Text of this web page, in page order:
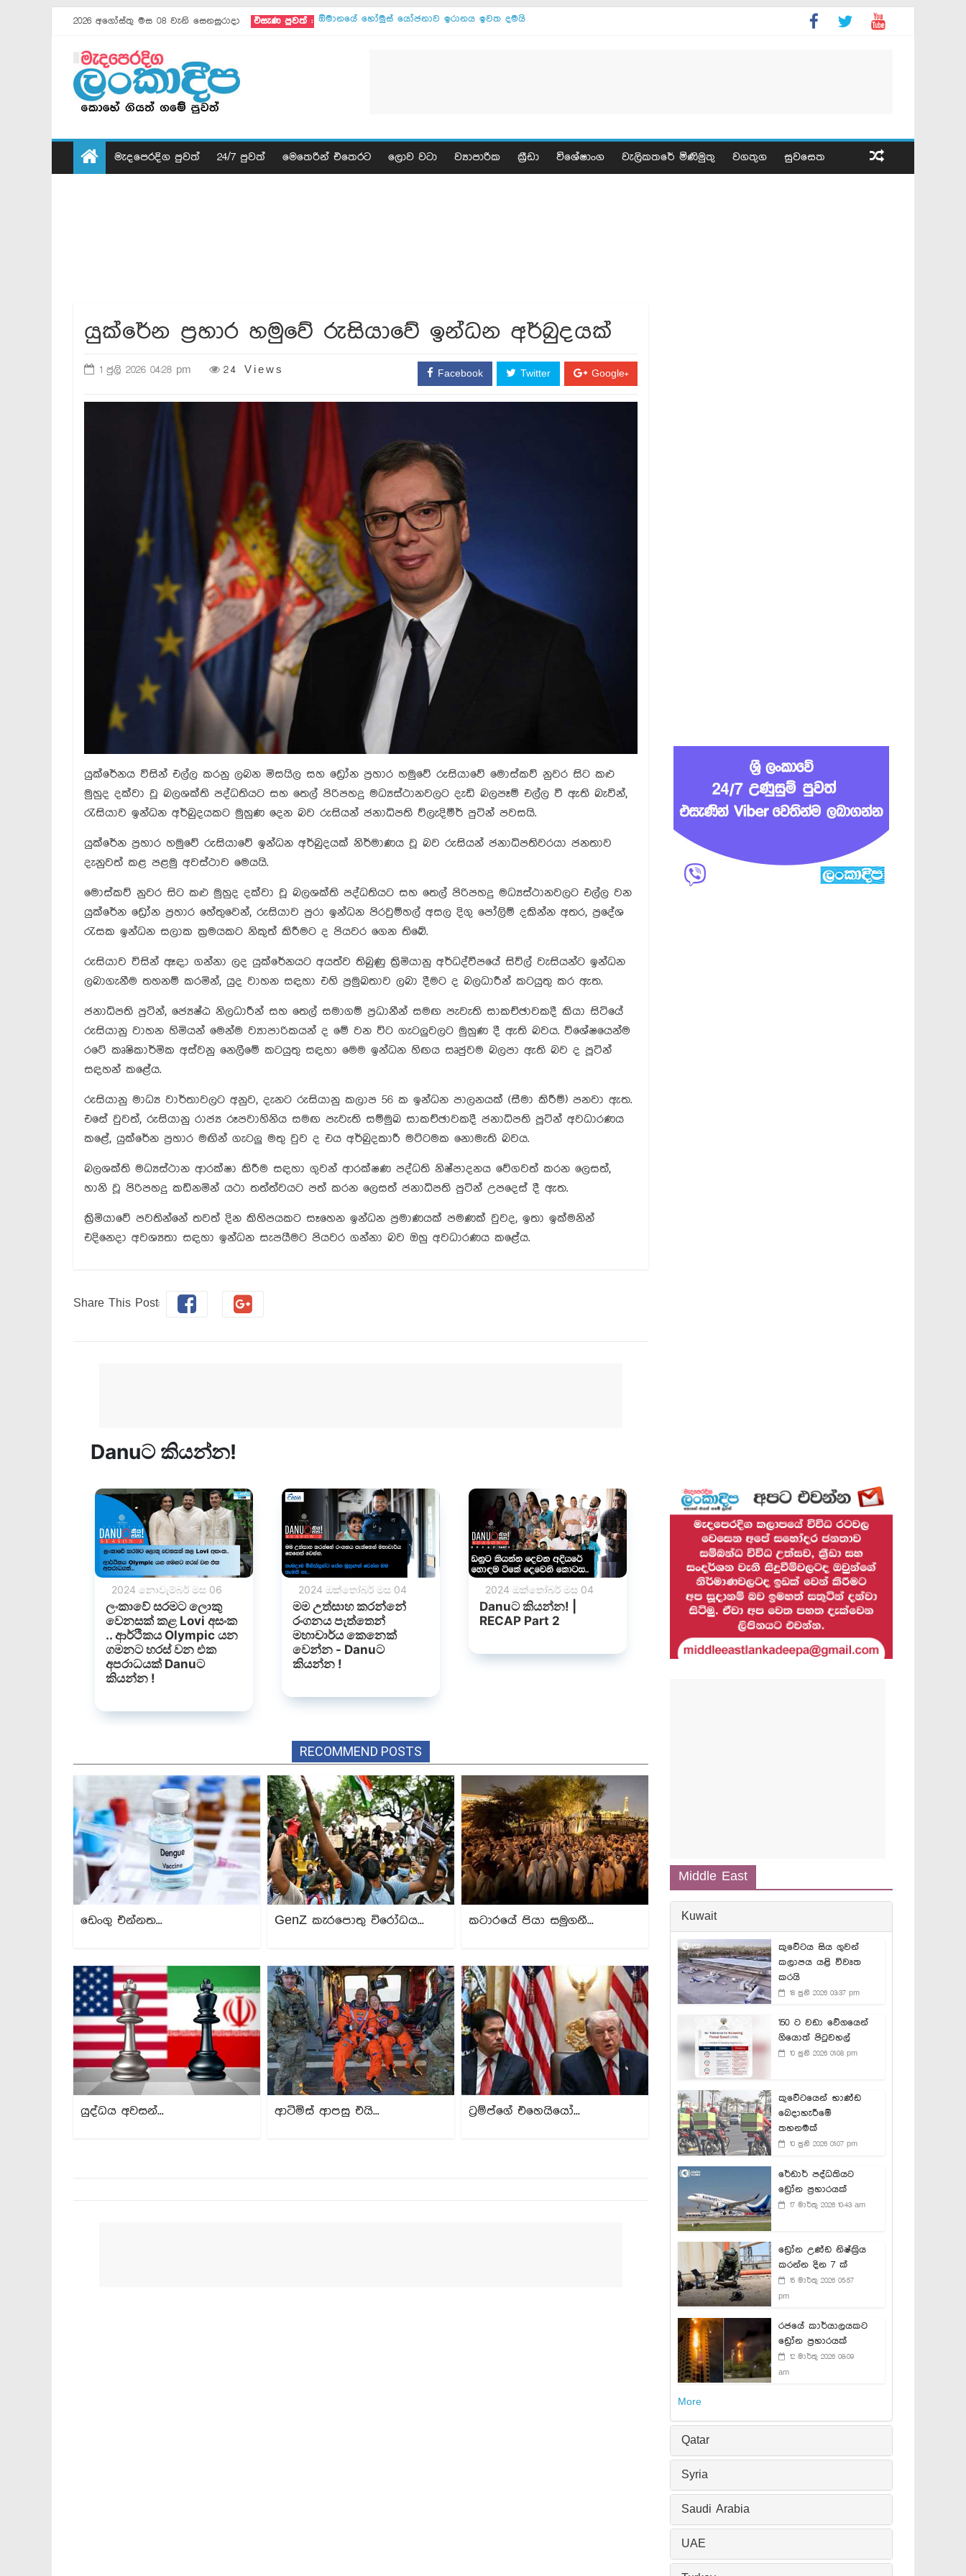
2026 අගෝස්තු මස 08 වැනි සෙනසුරාදා එසැණ පුවත් : ඕමානයේ හෝමුස් යෝජනාව ඉරානය ඉවත දමයි
පුටින් ඉරාන නාවික හමුදාව වර්ණනා කරයි
මැදපෙරදිග පුවත් 24/7 පුවත් මෙතෙරින් එතෙරට ලොව වටා ව්‍යාපාරික ක්‍රීඩා විශේෂාංග වැලිකතරේ මිණිමුතු වගතුග සුවසෙත
යුක්රේන ප්‍රහාර හමුවේ රුසියාවේ ඉන්ධන අර්බුදයක්
1 ජුලි 2026 04:28 pm 24 Views Facebook Twitter Google+
යුක්රේනය විසින් එල්ල කරනු ලබන මිසයිල සහ ඩ්‍රෝන ප්‍රහාර හමුවේ රුසියාවේ මොස්කව් නුවර සිට කළු
මුහුද දක්වා වූ බලශක්ති පද්ධතියට සහ තෙල් පිරිපහදු මධ්‍යස්ථානවලට දැඩි බලපෑම් එල්ල වී ඇති බැවින්,
රැසියාව ඉන්ධන අර්බුදයකට මුහුණ දෙන බව රුසියන් ජනාධිපති ව්ලැදිමීර් පුටින් පවසයි.
යුක්රේන ප්‍රහාර හමුවේ රුසියාවේ ඉන්ධන අර්බුදයක් නිර්මාණය වූ බව රුසියන් ජනාධිපතිවරයා ජනතාව
දැනුවත් කළ පළමු අවස්ථාව මෙයයි.
මොස්කව් නුවර සිට කළු මුහුද දක්වා වූ බලශක්ති පද්ධතියට සහ තෙල් පිරිපහදු මධ්‍යස්ථානවලට එල්ල වන
යුක්රේන ඩ්‍රෝන ප්‍රහාර හේතුවෙන්, රුසියාව පුරා ඉන්ධන පිරවුම්හල් අසල දිගු පෝලිම් දකින්න අතර, ප්‍රදේශ
රැසක ඉන්ධන සලාක ක්‍රමයකට නිකුත් කිරීමට ද පියවර ගෙන තිබේ.
රුසියාව විසින් ඈඳා ගන්නා ලද යුක්රේනයට අයත්ව තිබුණු ක්‍රිමියානු අර්ධද්වීපයේ සිවිල් වැසියන්ට ඉන්ධන
ලබාගැනීම තහනම් කරමින්, යුද වාහන සඳහා එහි ප්‍රමුඛතාව ලබා දීමට ද බලධාරීන් කටයුතු කර ඇත.
ජනාධිපති පුටින්, ජ්‍යෙෂ්ඨ නිලධාරීන් සහ තෙල් සමාගම් ප්‍රධානීන් සමඟ පැවැති සාකච්ඡාවකදී කියා සිටියේ
රුසියානු වාහන හිමියන් මෙන්ම ව්‍යාපාරිකයන් ද මේ වන විට ගැටලුවලට මුහුණ දී ඇති බවය. විශේෂයෙන්ම
රටේ කෘෂිකාර්මික අස්වනු නෙලීමේ කටයුතු සඳහා මෙම ඉන්ධන හිඟය සෘජුවම බලපා ඇති බව ද පූටින්
සඳහන් කළේය.
රුසියානු මාධ්‍ය වාර්තාවලට අනුව, දැනට රුසියානු කලාප 56 ක ඉන්ධන පාලනයක් (සීමා කිරීම්) පනවා ඇත.
එසේ වුවත්, රුසියානු රාජ්‍ය රූපවාහිනිය සමඟ පැවැති සම්මුඛ සාකච්ඡාවකදී ජනාධිපති පූටින් අවධාරණය
කළේ, යුක්රේන ප්‍රහාර මඟින් ගැටලු මතු වුව ද එය අර්බුදකාරී මට්ටමක නොමැති බවය.
බලශක්ති මධ්‍යස්ථාන ආරක්ෂා කිරීම සඳහා ගුවන් ආරක්ෂණ පද්ධති නිෂ්පාදනය වේගවත් කරන ලෙසත්,
හානි වූ පිරිපහදු කඩිනමින් යථා තත්ත්වයට පත් කරන ලෙසත් ජනාධිපති පුටින් උපදෙස් දී ඇත.
ක්‍රිමියාවේ පවතින්නේ තවත් දින කිහිපයකට සෑහෙන ඉන්ධන ප්‍රමාණයක් පමණක් වුවද, ඉතා ඉක්මනින්
එදිනෙදා අවශ්‍යතා සඳහා ඉන්ධන සැපයීමට පියවර ගන්නා බව ඔහු අවධාරණය කළේය.
Share This Post:
RECOMMEND POSTS
ඩෙංගු එන්නත... GenZ කැරපොතු විරෝධය... කටාරයේ පියා සමුගනී...
යුද්ධය අවසන්... ආටිමිස් ආපසු එයි... ට්‍රම්ප්ගේ එහෙයියෝ...
Middle East
Kuwait
කුවේටය සිය ගුවන්
කලාපය යළි විවෘත
කරයි
18 ජුනි 2026 03:37 pm
150 ට වඩා වේගයෙන්
ගියොත් පිටුවහල්
10 ජුනි 2026 01:08 pm
කුවේටයෙන් භාණ්ඩ
බෙදාහැරීමේ
තහනමක්
10 ජුනි 2026 01:07 pm
රේඩාර් පද්ධතියට
ඩ්‍රෝන ප්‍රහාරයක්
17 මාර්තු 2026 10:43 am
ඩ්‍රෝන උණ්ඩ නිෂ්ක්‍රිය
කරන්න දින 7 ක්
15 මාර්තු 2026 05:57
pm
රජයේ කාර්යාලයකට
ඩ්‍රෝන ප්‍රහාරයක්
12 මාර්තු 2026 08:09
am
More
Qatar
Syria
Saudi Arabia
UAE